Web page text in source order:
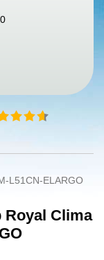
L51CN-ELARGO
Clima